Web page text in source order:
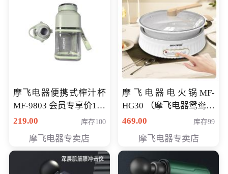
摩飞电器便携式榨汁杯
MF-9803 会员专享价138
元
219.00 库存100
摩飞电器专卖店
摩飞电器电火锅MF-
HG30 （摩飞电器鸳鸯锅
MF-HG30 ） 会员专享价
469.00 库存99
摩飞电器专卖店